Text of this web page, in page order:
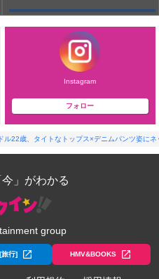
Instagram
フォロー
ル22歳、タイトなトップス×デニムパンツ姿に
」がわかる
group
旅行] HMV&BOOKS